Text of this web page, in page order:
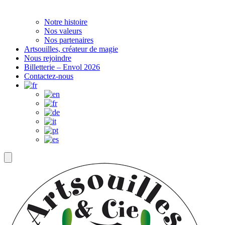
Notre histoire
Nos valeurs
Nos partenaires
Artsouilles, créateur de magie
Nous rejoindre
Billetterie – Envol 2026
Contactez-nous